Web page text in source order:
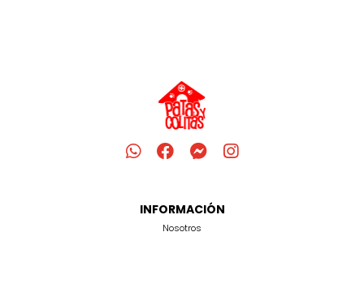
INFORMACIÓN
Nosotros